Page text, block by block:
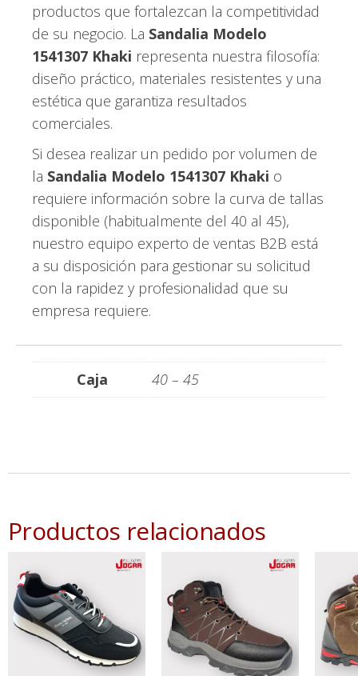
productos que fortalezcan la competitividad
de su negocio. La Sandalia Modelo
1541307 Khaki representa nuestra filosofía:
diseño práctico, materiales resistentes y una
estética que garantiza resultados
comerciales.
Si desea realizar un pedido por volumen de
la Sandalia Modelo 1541307 Khaki o
requiere información sobre la curva de tallas
disponible (habitualmente del 40 al 45),
nuestro equipo experto de ventas B2B está
a su disposición para gestionar su solicitud
con la rapidez y profesionalidad que su
empresa requiere.
Caja 40 – 45
Productos relacionados